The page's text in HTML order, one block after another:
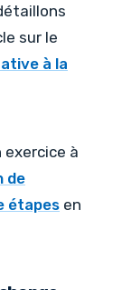
sur le
à la
à
de
étapes en